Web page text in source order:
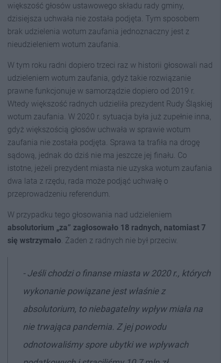
większość głosów ustawowego składu rady gminy,
dzisiejsza uchwała nie została podjęta. Tym sposobem
brak udzielenia wotum zaufania jednoznaczny jest z
nieudzieleniem wotum zaufania.
W tym roku radni dopiero trzeci raz w historii głosowali nad
udzieleniem wotum zaufania, gdyż takie rozwiązanie
prawne funkcjonuje w samorządzie dopiero od 2019 r.
Wtedy większość radnych udzieliła prezydent Rudy Śląskiej
wotum zaufania. W 2020 r. sytuacja była już zupełnie inna,
gdyż większością głosów uchwała w sprawie wotum
zaufania nie została podjęta. Sprawa ta trafiła na drogę
sądową, jednak do dziś nie ma jeszcze jej finału. Co
istotne, jeżeli prezydent miasta nie uzyska wotum zaufania
dwa lata z rzędu, rada może podjąć uchwałę o
przeprowadzeniu referendum.
W przypadku tego głosowania nad udzieleniem
absolutorium „za” zagłosowało 18 radnych, natomiast 7
się wstrzymało . Żaden z radnych nie był przeciw.
-Jeśli chodzi o finanse miasta w 2020 r., których
wykonanie powiązane jest właśnie z
absolutorium, to niebagatelny wpływ miała na
nie trwająca pandemia. Z jej powodu
odnotowaliśmy spore ubytki we wpływach